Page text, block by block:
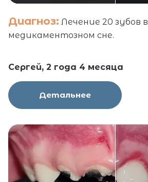
Диагноз: Лечение 20 зубов в
медикаментозном сне.
Сергей, 2 года 4 месяца
Детальнее